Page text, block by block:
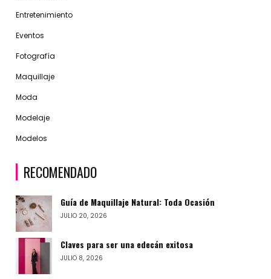
Entretenimiento
Eventos
Fotografía
Maquillaje
Moda
Modelaje
Modelos
RECOMENDADO
Guía de Maquillaje Natural: Toda Ocasión
JULIO 20, 2026
Claves para ser una edecán exitosa
JULIO 8, 2026